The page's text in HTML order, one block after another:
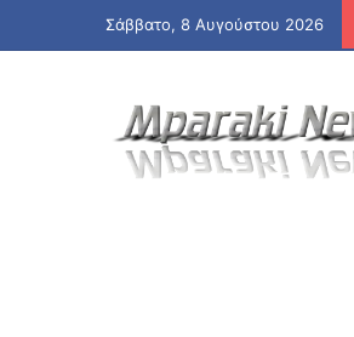
Σάββατο, 8 Αυγούστου 2026